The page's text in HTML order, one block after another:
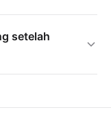
setelah